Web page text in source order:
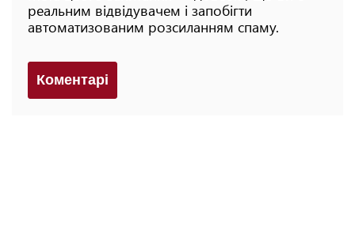
реальним відвідувачем і запобігти
автоматизованим розсиланням спаму.
Коментарi